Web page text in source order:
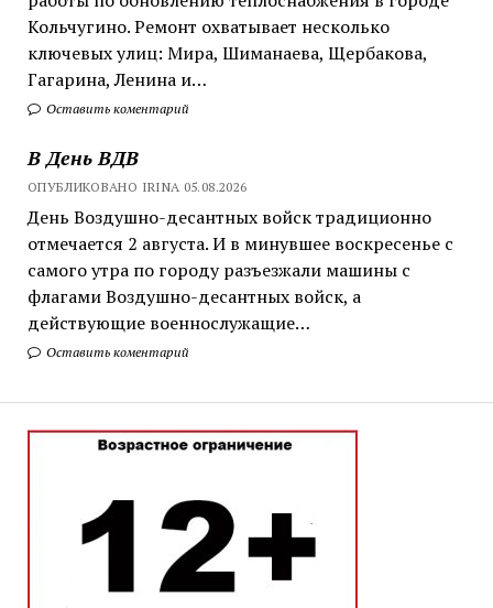
Кольчугино. Ремонт охватывает несколько
ключевых улиц: Мира, Шиманаева, Щербакова,
Гагарина, Ленина и…
Оставить коментарий
В День ВДВ
ОПУБЛИКОВАНО IRINA 05.08.2026
День Воздушно-десантных войск традиционно
отмечается 2 августа. И в минувшее воскресенье с
самого утра по городу разъезжали машины с
флагами Воздушно-десантных войск, а
действующие военнослужащие…
Оставить коментарий